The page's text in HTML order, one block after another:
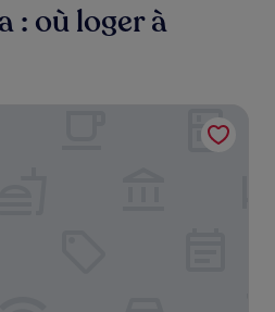
: où loger à